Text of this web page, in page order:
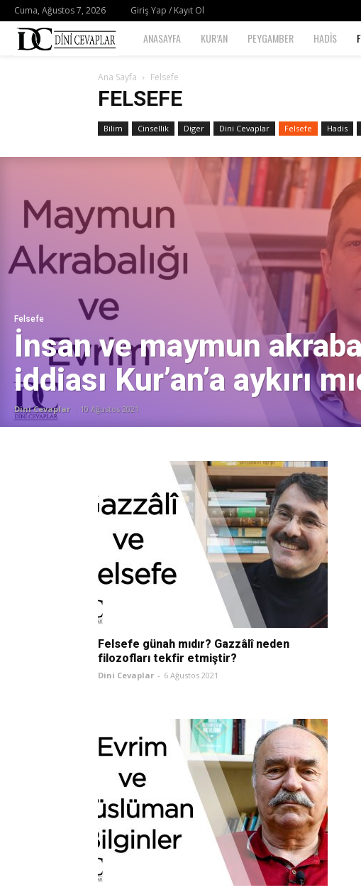
Cuma, Ağustos 7, 2026 Giriş Yap / Kayıt Ol
Dini
Cevaplar
ANASAYFA KUR’AN PEYGAMBER HADİS
Ana Sayfa Felsefe
FELSEFE
Bilim Cinsellik Diger Dini Cevaplar Felsefe Hadis
Felsefe
İnsan ve maymun
iddiası Kur’an’a aykırı
Dini Cevaplar - 10 Ağustos 2021
Felsefe günah mıdır? Gazzâlî neden
filozofları tekfir etmiştir?
Dini Cevaplar - 6 Ağustos 2021